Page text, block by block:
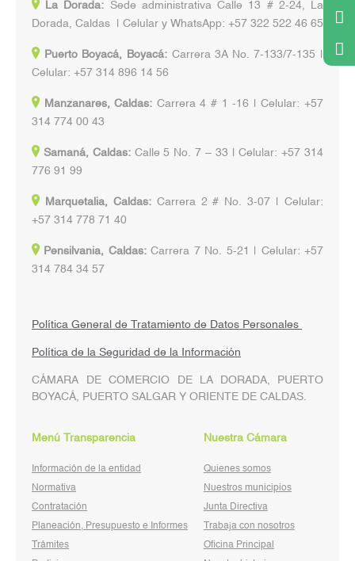
La Dorada: Sede administrativa Calle 13 # 2-24, La
Dorada, Caldas | Celular y WhatsApp: +57 322 522 46 65
Puerto Boyacá, Boyacá:Carrera 3A No. 7-133/7-135 |
Celular: +57 314 896 14 56
Manzanares, Caldas: Carrera 4 # 1 -16 | Celular: +57
314 774 00 43
Samaná, Caldas: Calle 5 No. 7 – 33 | Celular: +57 314
776 91 99
Marquetalia, Caldas:Carrera 2 # No. 3-07 | Celular:
+57 314 778 71 40
Pensilvania, Caldas:Carrera 7 No. 5-21 | Celular: +57
314 784 34 57
Política General de Tratamiento de Datos Personales
Política de la Seguridad de la Información
CÁMARA DE COMERCIO DE LA DORADA, PUERTO
BOYACÁ, PUERTO SALGAR Y ORIENTE DE CALDAS.
Menú Transparencia
Información de la entidad
Normativa
Contratación
Planeación, Presupuesto e Informes
Trámites
Nuestra Cámara
Quienes somos
Nuestros municipios
Junta Directiva
Trabaja con nosotros
Oficina Principal